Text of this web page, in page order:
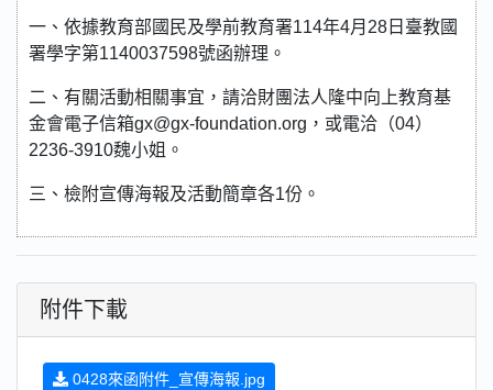
一、依據教育部國民及學前教育署114年4月28日臺教國
署學字第1140037598號函辦理。
二、有關活動相關事宜，請洽財團法人隆中向上教育基
金會電子信箱gx@gx-foundation.org，或電洽（04）
2236-3910魏小姐。
三、檢附宣傳海報及活動簡章各1份。
附件下載
0428來函附件_宣傳海報.jpg